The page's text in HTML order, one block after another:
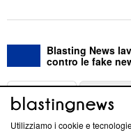
Blasting News
contro le fake
ABOUT
Utilizziamo i cookie e